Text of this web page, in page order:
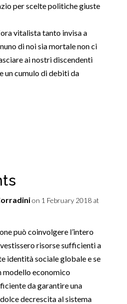
per scelte politiche giuste
vitalista tanto invisa a
di noi sia mortale non ci
ai nostri discendenti
un cumulo di debiti da
on 1 February 2018 at
può coinvolgere l’intero
risorse sufficienti a
identità sociale globale e se
modello economico
da garantire una
decrescita al sistema